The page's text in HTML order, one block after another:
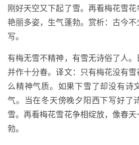
刚好天空又下起了雪。再看梅花雪
艳丽多姿，生气蓬勃。赏析：古今
写。
有梅无雪不精神，有雪无诗俗了人
并作十分春。译文：只有梅花没有
么精神气质。如果下雪了却没有诗
气。当在冬天傍晚夕阳西下写好了
雪。再看梅花雪花争相绽放，像春
勃。